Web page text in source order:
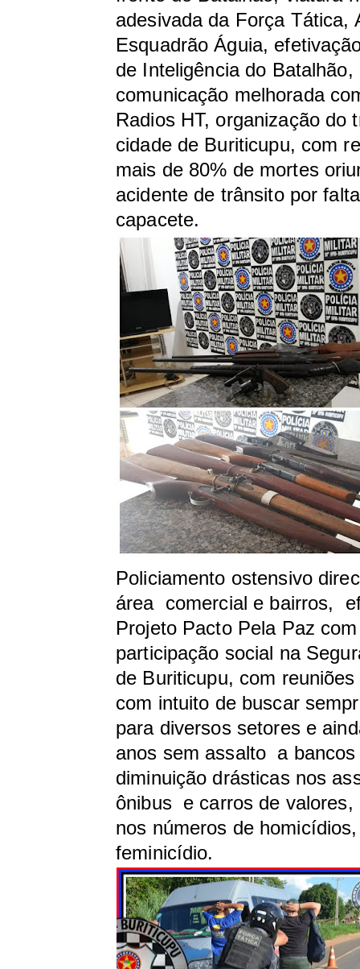
adesivada da Força Tática,
Esquadrão Águia,
de Inteligência do Batalhão,
comunicação melhorada
Radios HT, organização do
cidade de Buriticupu, com
mais de 80% de mortes
acidente de trânsito por
capacete.
Policiamento ostensivo
área comercial e bairros,
Projeto Pacto Pela Paz
participação social na
de Buriticupu, com
com intuito de buscar
para diversos setores e
anos sem assalto a
diminuição drásticas nos
ônibus e carros de valores,
nos números de
feminicídio.